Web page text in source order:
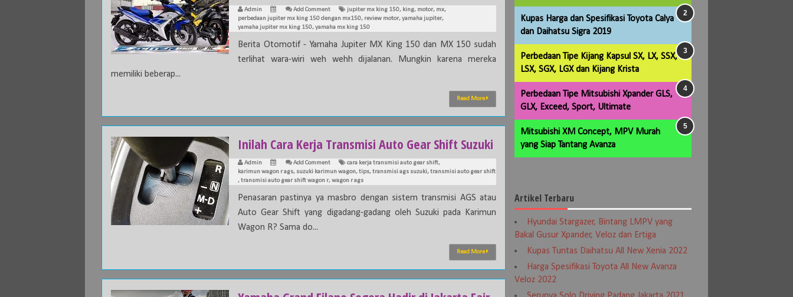
Admin Add Comment jupiter mx king 150, king, motor, mx,
perbedaan jupiter mx king 150 dengan mx150, review motor,yamaha jupiter,
yamaha jupiter mx king 150,yamaha mx king 150
Berita Otomotif - Yamaha Jupiter MX King 150 dan MX 150 sudah
terlihat wara-wiri weh wehh dijalanan. Mungkin karena mereka
memiliki beberap...
Read More
Inilah Cara Kerja Transmisi Auto Gear Shift Suzuki
Admin Add Comment cara kerja transmisi auto gear shift,
karimun wagon r ags, suzuki karimun wagon,tips,transmisi ags suzuki,transmisi auto gear shift
,transmisi auto gear shift wagon r,wagon r ags
Penasaran pastinya ya masbro dengan sistem transmisi AGS atau
Auto Gear Shift yang digadang-gadang oleh Suzuki pada Karimun
Wagon R? Sama do...
Read More
Kupas Harga dan Spesifikasi Toyota Calya
dan Daihatsu Sigra 2019
Perbedaan Tipe Kijang Kapsul SX, LX, SSX,
LSX, SGX, LGX dan Kijang Krista
Perbedaan Tipe Mitsubishi Xpander GLS,
GLX, Exceed, Sport, Ultimate
Mitsubishi XM Concept, MPV Murah
yang Siap Tantang Avanza
Artikel Terbaru
Hyundai Stargazer, Bintang LMPV yang
Bakal Gusur Xpander, Veloz dan Ertiga
Kupas Tuntas Daihatsu All New Xenia 2022
Harga Spesifikasi Toyota All New Avanza
Veloz 2022